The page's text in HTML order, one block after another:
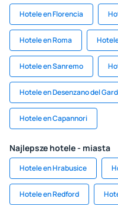
Hotele en Florencia
Hotele en Roma
Hotele en Sanremo
Hotele en Desenzano del
Hotele en Capannori
Najlepsze hotele - miasta
Hotele en Hrabusice
Hotele en Redford